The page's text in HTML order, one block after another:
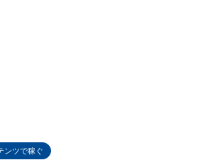
ンツで稼ぐ